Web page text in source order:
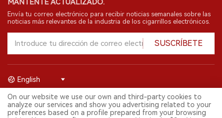
MANTENTE ACTUALIZADO.
Envía tu correo electrónico para recibir noticias semanales sobre las
noticias más relevantes de la industria de los cigarrillos electrónicos.
SUSCRÍBETE
© 2026 Shenzhen 2FIRSTS Technology Co.,Ltd. Todos los derechos
reservados.
2FIRSTS solo es accesible para profesionales de la industria,
English
On our website we use our own and third-party cookies to
analyze our services and show you advertising related to your
preferences based on a profile prepared from your browsing